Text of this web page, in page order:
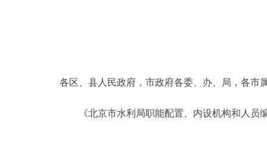
各区、县人民政府，市政府各委、办、局，各市
《北京市水利局职能配置、内设机构和人员